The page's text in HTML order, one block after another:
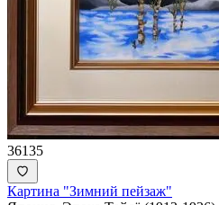
36135
Картина "Зимний пейзаж"